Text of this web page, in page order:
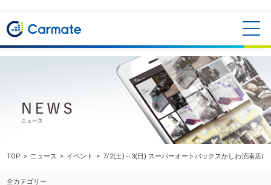
TOP ニュース イベント 7/2(土)～3(日) スーパーオートバックスかしわ沼南店
全カテゴリー